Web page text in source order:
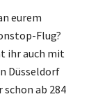
eurem
Flug?
ihr auch mit
Düsseldorf
schon ab 284